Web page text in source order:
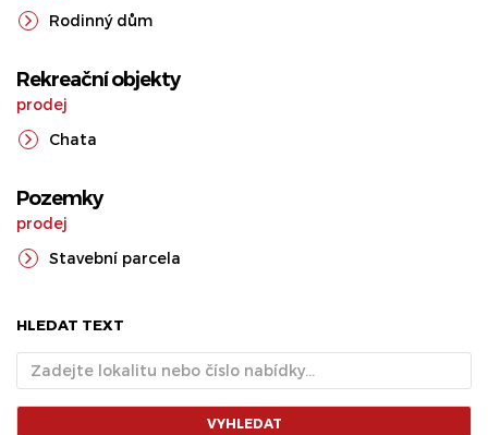
Rodinný dům
Rekreační objekty
prodej
Chata
Pozemky
prodej
Stavební parcela
HLEDAT TEXT
VYHLEDAT